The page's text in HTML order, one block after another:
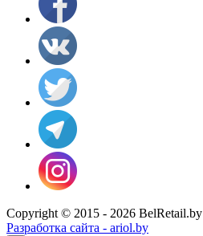
Copyright © 2015 - 2026 BelRetail.by
Разработка сайта - ariol.by